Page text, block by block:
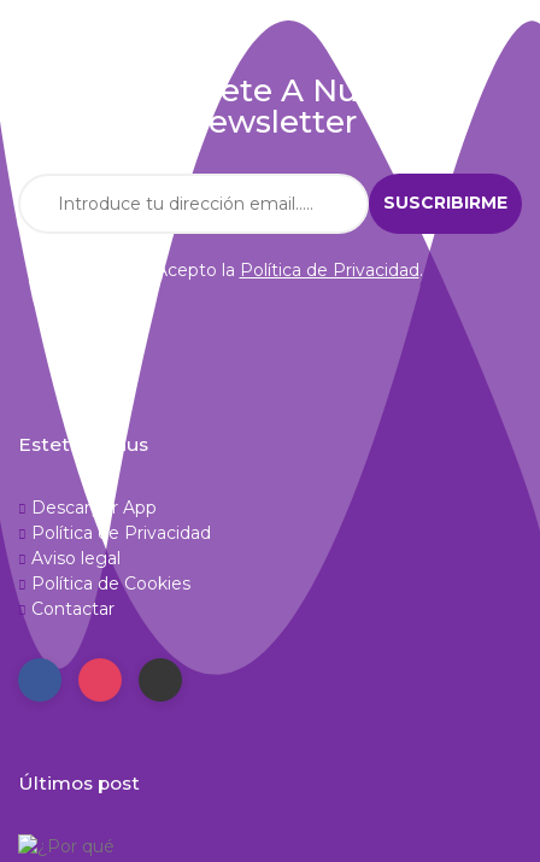
Suscríbete A Nuestra
Newsletter
Acepto la Política de Privacidad.
Estetic Venus
Descargar App
Política de Privacidad
Aviso legal
Política de Cookies
Contactar
Últimos post